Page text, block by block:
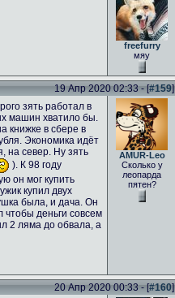
freefurry
мяу
19 Апр 2020 02:33 - [#159]
зять работал в
машин хватило бы.
книжке в сбере в
Экономика идёт
на север. Ну зять
). К 98 году
он мог купить
купил двух
была, и дача. Он
чтобы деньги совсем
2 ляма до обвала, а
AMUR-Leo
Сколько у
леопарда
пятен?
20 Апр 2020 00:33 - [#160]